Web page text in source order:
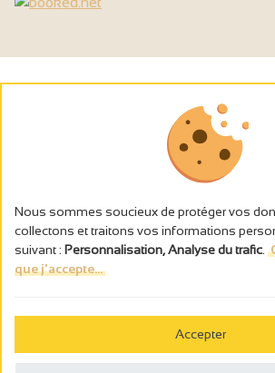
L’abus d’alcool est dangereux pour la santé, à
Nous sommes soucieux de protéger vos
collectons et traitons vos informations
suivant : Personnalisation, Analyse du trafic
que j'accepte...
Accepter